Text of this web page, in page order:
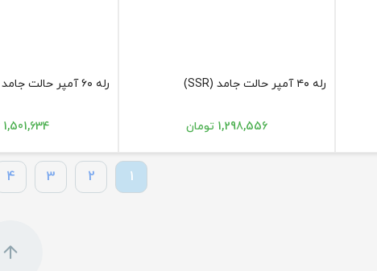
رله ۴۰ آمپر حالت جامد (SSR)
1,298,556 تومان
رله ۶۰ آمپر حالت جامد (SSR)
1,501,634 تومان
1
2
3
4